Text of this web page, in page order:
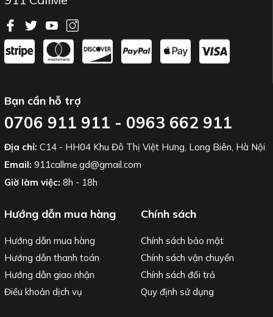
Bạn cần hỗ trợ
0706 911 911 - 0963 662 911
Địa chỉ: C14 - HH04 Khu Đô Thị Việt Hưng, Long Biên, Hà Nội
Email: 911callme.gd@gmail.com
Giờ làm việc: 8h - 18h
Hướng dẫn mua hàng
Hướng dẫn mua hàng
Hướng dẫn thanh toán
Hướng dẫn giao nhận
Điều khoản dịch vụ
Chính sách
Chính sách bảo mật
Chính sách vận chuyển
Chính sách đổi trả
Quy định sử dụng